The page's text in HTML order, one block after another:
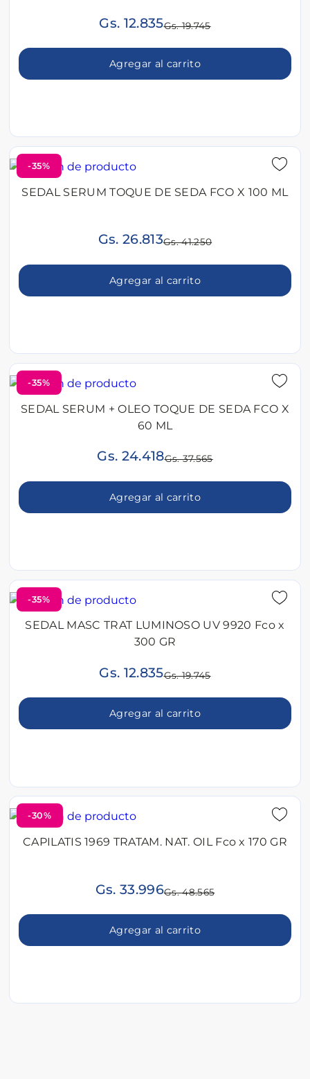
Gs. 12.835Gs. 19.745
Agregar al carrito
-35%
SEDAL SERUM TOQUE DE SEDA FCO X 100 ML
Gs. 26.813Gs. 41.250
Agregar al carrito
-35%
SEDAL SERUM + OLEO TOQUE DE SEDA FCO X
60 ML
Gs. 24.418Gs. 37.565
Agregar al carrito
-35%
SEDAL MASC TRAT LUMINOSO UV 9920 Fco x
300 GR
Gs. 12.835Gs. 19.745
Agregar al carrito
-30%
CAPILATIS 1969 TRATAM. NAT. OIL Fco x 170 GR
Gs. 33.996Gs. 48.565
Agregar al carrito